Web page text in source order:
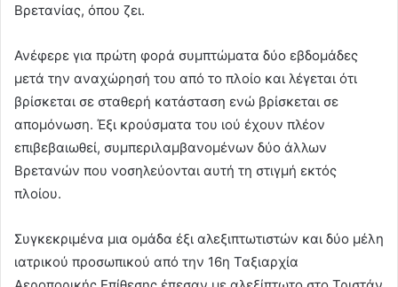
Βρετανίας, όπου ζει.
Ανέφερε για πρώτη φορά συμπτώματα δύο εβδομάδες
μετά την αναχώρησή του από το πλοίο και λέγεται ότι
βρίσκεται σε σταθερή κατάσταση ενώ βρίσκεται σε
απομόνωση. Έξι κρούσματα του ιού έχουν πλέον
επιβεβαιωθεί, συμπεριλαμβανομένων δύο άλλων
Βρετανών που νοσηλεύονται αυτή τη στιγμή εκτός
πλοίου.
Συγκεκριμένα μια ομάδα έξι αλεξιπτωτιστών και δύο μέλη
ιατρικού προσωπικού από την 16η Ταξιαρχία